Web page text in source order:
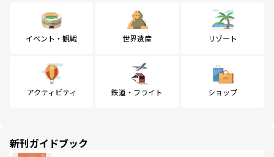
イベント・観戦 世界遺産 リゾート
アクティビティ 鉄道・フライト ショップ
新刊ガイドブック